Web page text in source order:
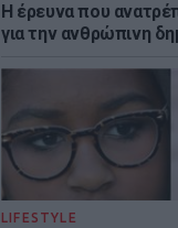
Η έρευνα που
για την ανθρώπινη
LIFESTYLE